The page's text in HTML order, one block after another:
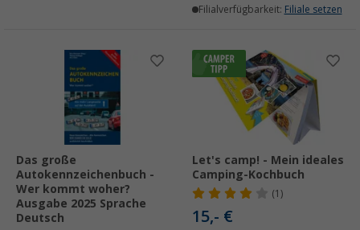
Filialverfügbarkeit: Filiale setzen
Das große
Autokennzeichenbuch -
Wer kommt woher?
Ausgabe 2025 Sprache
Deutsch
Let's camp! - Mein ideales
Camping-Kochbuch
(1)
15,- €